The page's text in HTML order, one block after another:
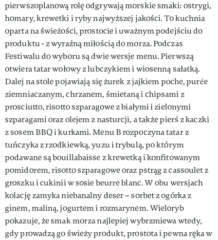
pierwszoplanową rolę odgrywają morskie smaki: ostrygi,
homary, krewetki i ryby najwyższej jakości. To kuchnia
oparta na świeżości, prostocie i uważnym podejściu do
produktu - z wyraźną miłością do morza. Podczas
Festiwalu do wyboru są dwie wersje menu. Pierwszą
otwiera tatar wołowy z lubczykiem i wiosenną sałatką.
Dalej na stole pojawiają się żurek z jajkiem poche, purée
ziemniaczanym, chrzanem, śmietaną i chipsami z
prosciutto, risotto szparagowe z białymi i zielonymi
szparagami oraz olejem z nasturcji, a także pierś z kaczki
z sosem BBQ i kurkami. Menu B rozpoczyna tatar z
tuńczyka z rzodkiewką, yuzu i trybulą, po którym
podawane są bouillabaisse z krewetką i konfitowanym
pomidorem, risotto szparagowe oraz pstrąg z cassoulet z
groszku i cukinii w sosie beurre blanc. W obu wersjach
kolację zamyka niebanalny deser – sorbet z ogórka z
ginem, maliną, jogurtem i rozmarynem. Wieloryb
pokazuje, że smak morza najlepiej wybrzmiewa wtedy,
gdy prowadzą go świeży produkt, prostota i pewna ręka w